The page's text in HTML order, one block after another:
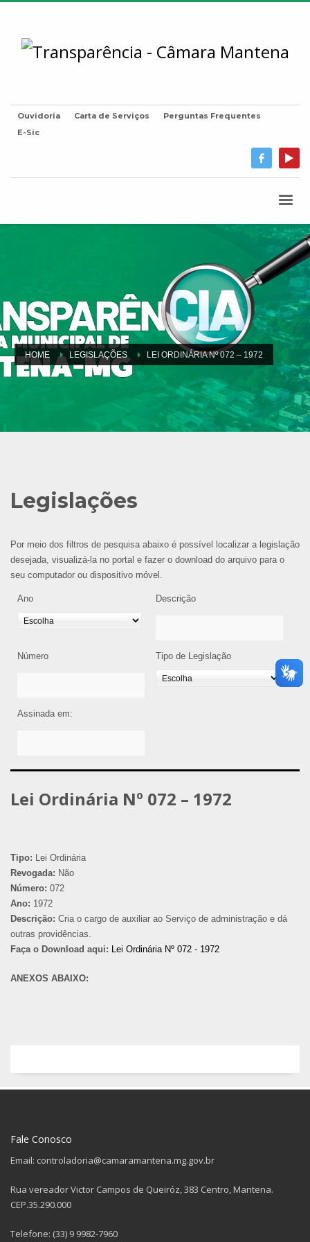
Ouvidoria Carta de Serviços
Perguntas Frequentes
E-Sic
HOME LEGISLAÇÕES LEI ORDINÁRIA Nº 072 – 1972
Legislações
Por meio dos filtros de pesquisa abaixo é possível localizar a legislação
desejada, visualizá-la no portal e fazer o download do arquivo para o
seu computador ou dispositivo móvel.
Ano Descrição
Número Tipo de Legislação
Assinada em:
Lei Ordinária Nº 072 – 1972
Tipo: Lei Ordinária
Revogada: Não
Número: 072
Ano: 1972
Descrição: Cria o cargo de auxiliar ao Serviço de administração e dá
outras providências.
Faça o Download aqui: Lei Ordinária Nº 072 - 1972
ANEXOS ABAIXO:
Fale Conosco
Email: controladoria@camaramantena.mg.gov.br
Rua vereador Victor Campos de Queiróz, 383 Centro, Mantena.
CEP.35.290.000
Telefone: (33) 9 9982-7960